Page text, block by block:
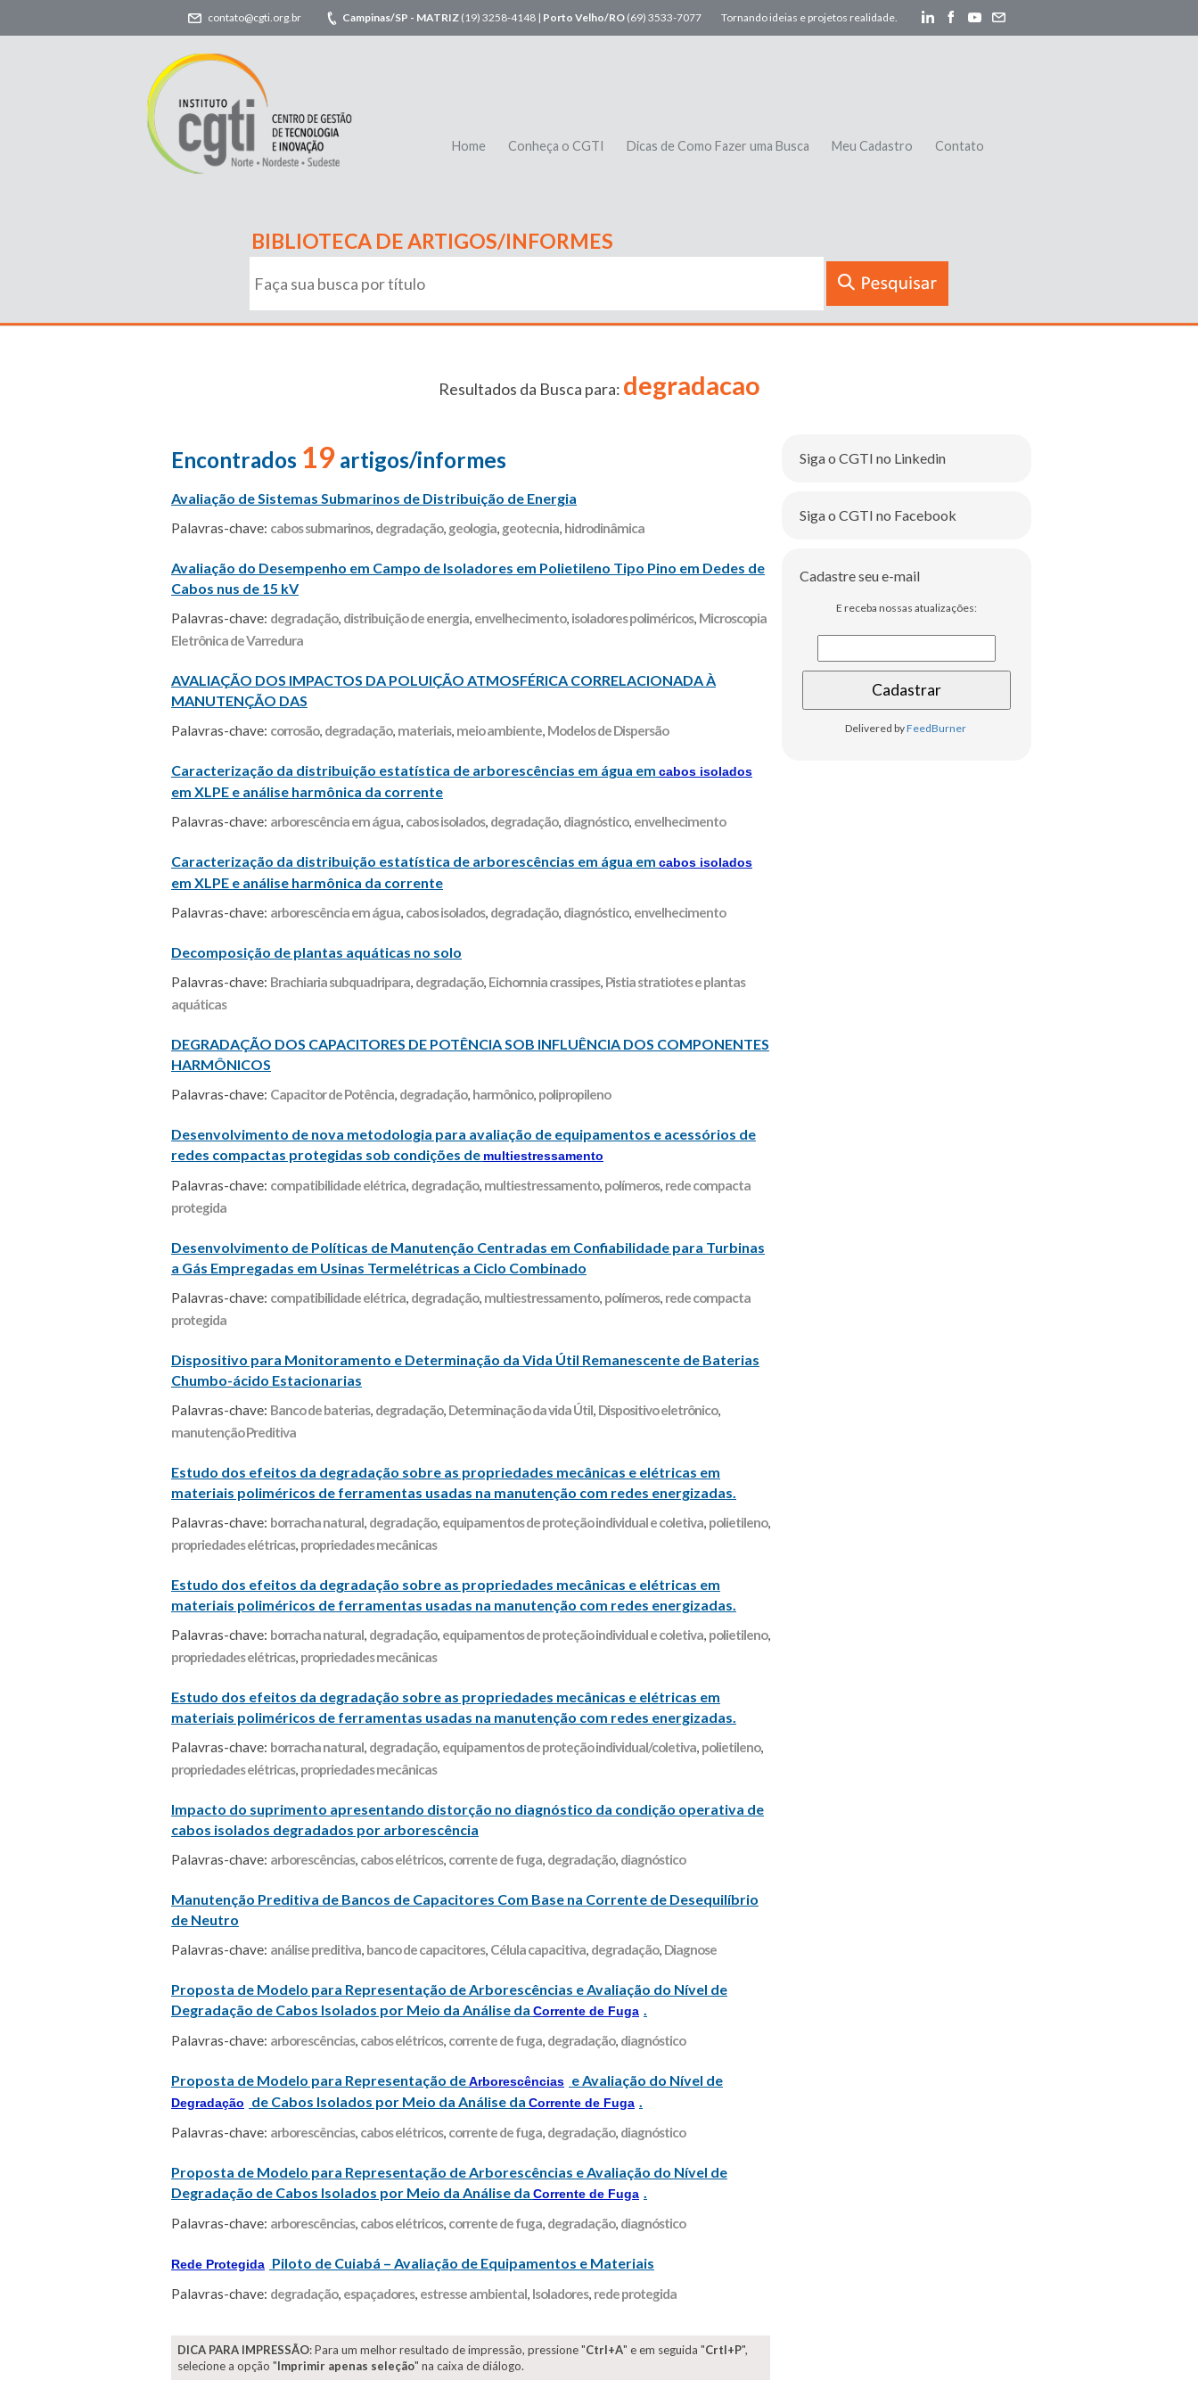
contato@cgti.org.br Campinas/SP - MATRIZ (19) 3258-4148 | Porto Velho/RO (69) 3533-7077 Tornando ideias e projetos realidade.
Home Conheça o CGTI Dicas de Como Fazer uma Busca Meu Cadastro Contato
BIBLIOTECA DE ARTIGOS/INFORMES
Resultados da Busca para: degradacao
Encontrados 19 artigos/informes
Avaliação de Sistemas Submarinos de Distribuição de Energia
Palavras-chave: cabos submarinos, degradação, geologia, geotecnia, hidrodinâmica
Avaliação do Desempenho em Campo de Isoladores em Polietileno Tipo Pino em Dedes de
Cabos nus de 15 kV
Palavras-chave: degradação, distribuição de energia, envelhecimento, isoladores poliméricos, Microscopia
Eletrônica de Varredura
AVALIAÇÃO DOS IMPACTOS DA POLUIÇÃO ATMOSFÉRICA CORRELACIONADA À
MANUTENÇÃO DAS
Palavras-chave: corrosão, degradação, materiais, meio ambiente, Modelos de Dispersão
Caracterização da distribuição estatística de arborescências em água em cabos isolados
em XLPE e análise harmônica da corrente
Palavras-chave: arborescência em água, cabos isolados, degradação, diagnóstico, envelhecimento
Caracterização da distribuição estatística de arborescências em água em cabos isolados
em XLPE e análise harmônica da corrente
Palavras-chave: arborescência em água, cabos isolados, degradação, diagnóstico, envelhecimento
Decomposição de plantas aquáticas no solo
Palavras-chave: Brachiaria subquadripara, degradação, Eichornnia crassipes, Pistia stratiotes e plantas
aquáticas
DEGRADAÇÃO DOS CAPACITORES DE POTÊNCIA SOB INFLUÊNCIA DOS COMPONENTES
HARMÔNICOS
Palavras-chave: Capacitor de Potência, degradação, harmônico, polipropileno
Desenvolvimento de nova metodologia para avaliação de equipamentos e acessórios de
redes compactas protegidas sob condições de multiestressamento
Palavras-chave: compatibilidade elétrica, degradação, multiestressamento, polímeros, rede compacta
protegida
Desenvolvimento de Políticas de Manutenção Centradas em Confiabilidade para Turbinas
a Gás Empregadas em Usinas Termelétricas a Ciclo Combinado
Palavras-chave: compatibilidade elétrica, degradação, multiestressamento, polímeros, rede compacta
protegida
Dispositivo para Monitoramento e Determinação da Vida Útil Remanescente de Baterias
Chumbo-ácido Estacionarias
Palavras-chave: Banco de baterias, degradação, Determinação da vida Útil, Dispositivo eletrônico,
manutenção Preditiva
Estudo dos efeitos da degradação sobre as propriedades mecânicas e elétricas em
materiais poliméricos de ferramentas usadas na manutenção com redes energizadas.
Palavras-chave: borracha natural, degradação, equipamentos de proteção individual e coletiva, polietileno,
propriedades elétricas, propriedades mecânicas
Estudo dos efeitos da degradação sobre as propriedades mecânicas e elétricas em
materiais poliméricos de ferramentas usadas na manutenção com redes energizadas.
Palavras-chave: borracha natural, degradação, equipamentos de proteção individual e coletiva, polietileno,
propriedades elétricas, propriedades mecânicas
Estudo dos efeitos da degradação sobre as propriedades mecânicas e elétricas em
materiais poliméricos de ferramentas usadas na manutenção com redes energizadas.
Palavras-chave: borracha natural, degradação, equipamentos de proteção individual/coletiva, polietileno,
propriedades elétricas, propriedades mecânicas
Impacto do suprimento apresentando distorção no diagnóstico da condição operativa de
cabos isolados degradados por arborescência
Palavras-chave: arborescências, cabos elétricos, corrente de fuga, degradação, diagnóstico
Manutenção Preditiva de Bancos de Capacitores Com Base na Corrente de Desequilíbrio
de Neutro
Palavras-chave: análise preditiva, banco de capacitores, Célula capacitiva, degradação, Diagnose
Proposta de Modelo para Representação de Arborescências e Avaliação do Nível de
Degradação de Cabos Isolados por Meio da Análise da Corrente de Fuga .
Palavras-chave: arborescências, cabos elétricos, corrente de fuga, degradação, diagnóstico
Proposta de Modelo para Representação deArborescências e Avaliação do Nível de
Degradação de Cabos Isolados por Meio da Análise da Corrente de Fuga .
Palavras-chave: arborescências, cabos elétricos, corrente de fuga, degradação, diagnóstico
Proposta de Modelo para Representação de Arborescências e Avaliação do Nível de
Degradação de Cabos Isolados por Meio da Análise da Corrente de Fuga .
Palavras-chave: arborescências, cabos elétricos, corrente de fuga, degradação, diagnóstico
Rede Protegida Piloto de Cuiabá – Avaliação de Equipamentos e Materiais
Palavras-chave: degradação, espaçadores, estresse ambiental, Isoladores, rede protegida
DICA PARA IMPRESSÃO: Para um melhor resultado de impressão, pressione "Ctrl+A" e em seguida "Crtl+P",
selecione a opção "Imprimir apenas seleção" na caixa de diálogo.
Siga o CGTI no Linkedin
Siga o CGTI no Facebook
Cadastre seu e-mail
E receba nossas atualizações:
Delivered byFeedBurner